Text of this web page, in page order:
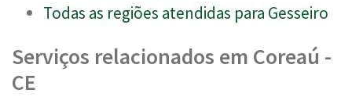
Todas as regiões atendidas para Gesseiro
Serviços relacionados em Coreaú -
CE